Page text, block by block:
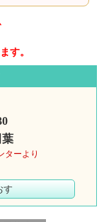
す。
葉
ターより
す